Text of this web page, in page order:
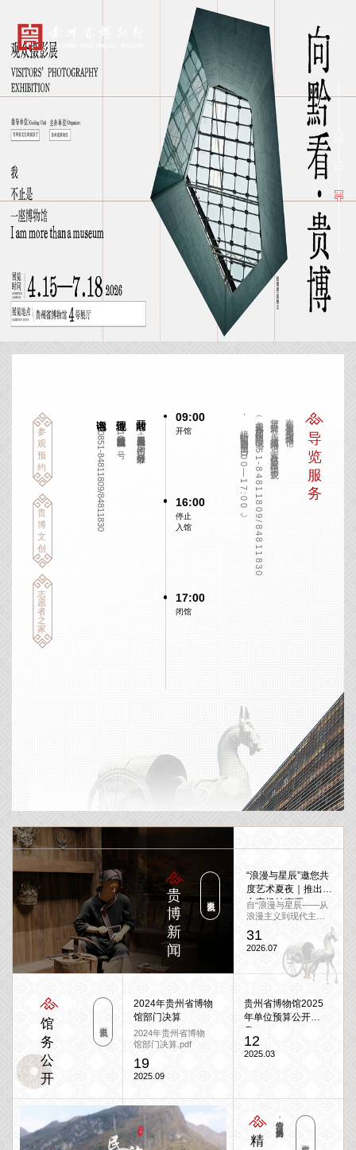
参
观
预
约
贵
博
文
创
志
愿
者
之
家
0851-84811809/84811830 贵阳市观山湖区林城东路107号 （周二至周日免费开放，周一闭馆，节假日除外）
09:00
开馆
16:00
停止
入馆
17:00
闭馆
欢迎您参观贵州省博物馆，
您可提前在“贵州省博物馆”官方微信公众号中预约参观
（参观咨询及团队预约电话0851-84811809/84811830
，接听时间为每周二至周日9:00—17:00）。
导
览
服
务
贵
博
新
闻
“浪漫与星辰”邀您共
度艺术夏夜｜推出周
六夜场特惠票
自“浪漫与星辰——从
浪漫主义到现代主义
以来，我们收到了许
多观众的喜爱和反
馈。不少朋友在小红
书、抖音上分享了自
己的观展体验，也让
31
2026.07
馆
务
公
开
2024年贵州省博物
馆部门决算
2024年贵州省博物
馆部门决算.pdf
19
2025.09
贵州省博物馆2025
年单位预算公开信
息
12
2025.03
精
全方位介绍，了解贵州人文风情